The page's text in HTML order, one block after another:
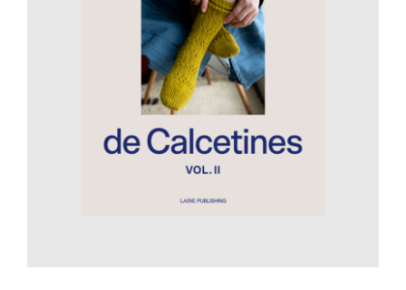
AÑADIR AL CARRITO